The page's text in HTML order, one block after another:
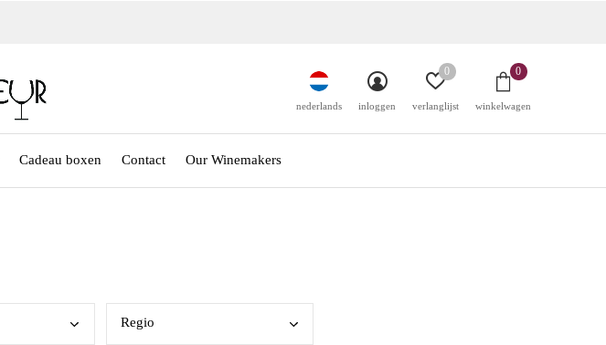
Cadeau boxen Contact Our Winemakers
nederlands inloggen verlanglijst
0
winkelwagen
0
Regio